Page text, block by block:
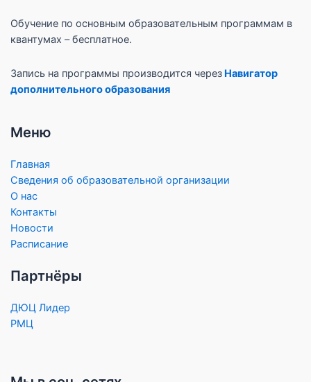
Обучение по основным образовательным программам в
квантумах – бесплатное.
Запись на программы производится через Навигатор
дополнительного образования
Меню
Главная
Сведения об образовательной организации
О нас
Контакты
Новости
Расписание
Партнёры
ДЮЦ Лидер
РМЦ